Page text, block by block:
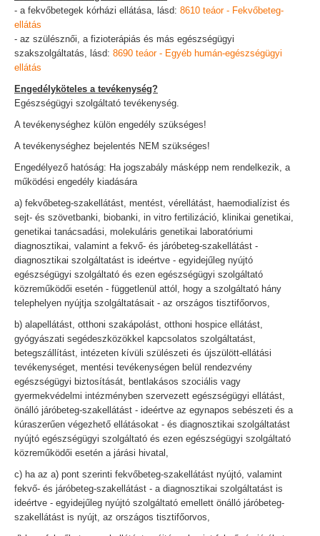
- a fekvőbetegek kórházi ellátása, lásd: 8610 teáor - Fekvőbeteg-
ellátás
- az szülésznői, a fizioterápiás és más egészségügyi
szakszolgáltatás, lásd: 8690 teáor - Egyéb humán-egészségügyi
ellátás
Engedélyköteles a tevékenység?
Egészségügyi szolgáltató tevékenység.
A tevékenységhez külön engedély szükséges!
A tevékenységhez bejelentés NEM szükséges!
Engedélyező hatóság: Ha jogszabály másképp nem rendelkezik, a
működési engedély kiadására
a) fekvőbeteg-szakellátást, mentést, vérellátást, haemodialízist és
sejt- és szövetbanki, biobanki, in vitro fertilizáció, klinikai genetikai,
genetikai tanácsadási, molekuláris genetikai laboratóriumi
diagnosztikai, valamint a fekvő- és járóbeteg-szakellátást -
diagnosztikai szolgáltatást is ideértve - egyidejűleg nyújtó
egészségügyi szolgáltató és ezen egészségügyi szolgáltató
közreműködői esetén - függetlenül attól, hogy a szolgáltató hány
telephelyen nyújtja szolgáltatásait - az országos tisztifőorvos,
b) alapellátást, otthoni szakápolást, otthoni hospice ellátást,
gyógyászati segédeszközökkel kapcsolatos szolgáltatást,
betegszállítást, intézeten kívüli szülészeti és újszülött-ellátási
tevékenységet, mentési tevékenységen belül rendezvény
egészségügyi biztosítását, bentlakásos szociális vagy
gyermekvédelmi intézményben szervezett egészségügyi ellátást,
önálló járóbeteg-szakellátást - ideértve az egynapos sebészeti és a
kúraszerűen végezhető ellátásokat - és diagnosztikai szolgáltatást
nyújtó egészségügyi szolgáltató és ezen egészségügyi szolgáltató
közreműködői esetén a járási hivatal,
c) ha az a) pont szerinti fekvőbeteg-szakellátást nyújtó, valamint
fekvő- és járóbeteg-szakellátást - a diagnosztikai szolgáltatást is
ideértve - egyidejűleg nyújtó szolgáltató emellett önálló járóbeteg-
szakellátást is nyújt, az országos tisztifőorvos,